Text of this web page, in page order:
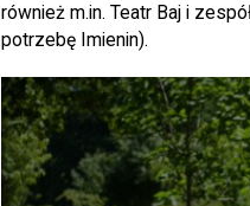
również m.in. Teatr Baj i
potrzebę Imienin).